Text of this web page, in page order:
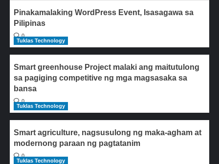
Pinakamalaking WordPress Event, Isasagawa sa
Pilipinas
0
Tuklas Technology
Smart greenhouse Project malaki ang maitutulong
sa pagiging competitive ng mga magsasaka sa
bansa
0
Tuklas Technology
Smart agriculture, nagsusulong ng maka-agham at
modernong paraan ng pagtatanim
0
Tuklas Technology